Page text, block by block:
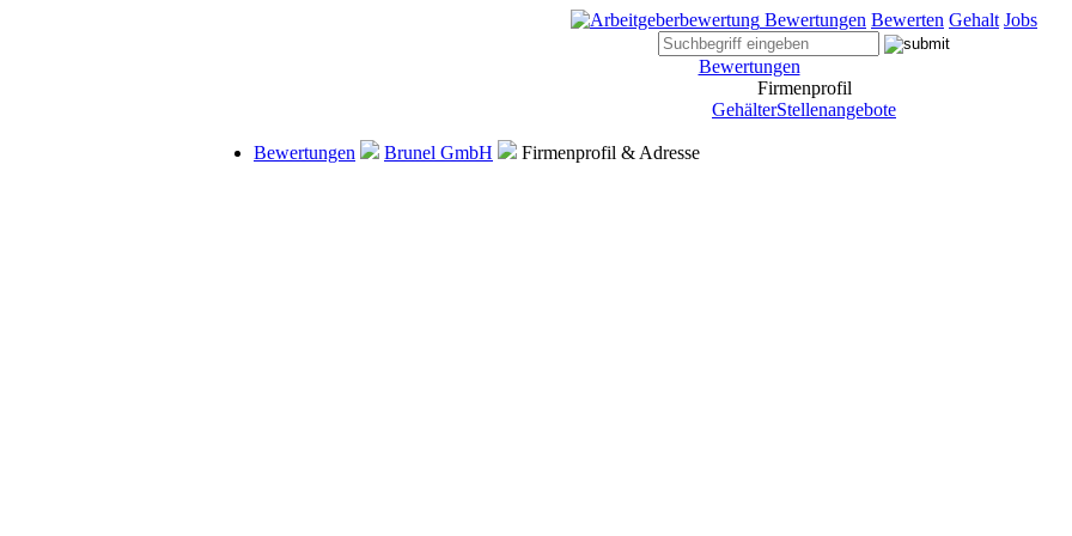
Bewertungen Bewerten Gehalt Jobs
Bewertungen
Firmenprofil
GehälterStellenangebote
Bewertungen Brunel GmbH Firmenprofil & Adresse